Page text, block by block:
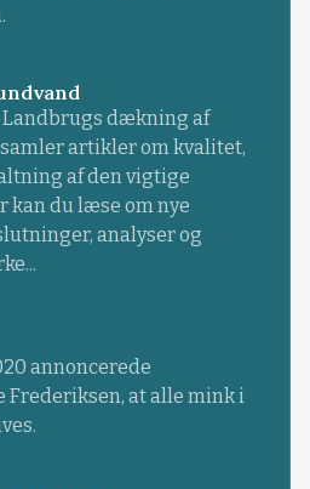
Landbrugs dækning af
artikler om kvalitet,
af den vigtige
kan du læse om nye
analyser og
annoncerede
at alle mink i